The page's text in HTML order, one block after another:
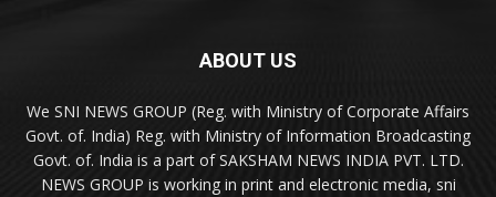
ABOUT US
We SNI NEWS GROUP (Reg. with Ministry of Corporate Affairs
Govt. of. India) Reg. with Ministry of Information Broadcasting
Govt. of. India is a part of SAKSHAM NEWS INDIA PVT. LTD.
NEWS GROUP is working in print and electronic media, sni